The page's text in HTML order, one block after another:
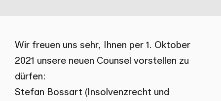
Wir freuen uns sehr, Ihnen per 1. Oktober
2021 unsere neuen Counsel vorstellen zu
dürfen:
Stefan Bossart (Insolvenzrecht und